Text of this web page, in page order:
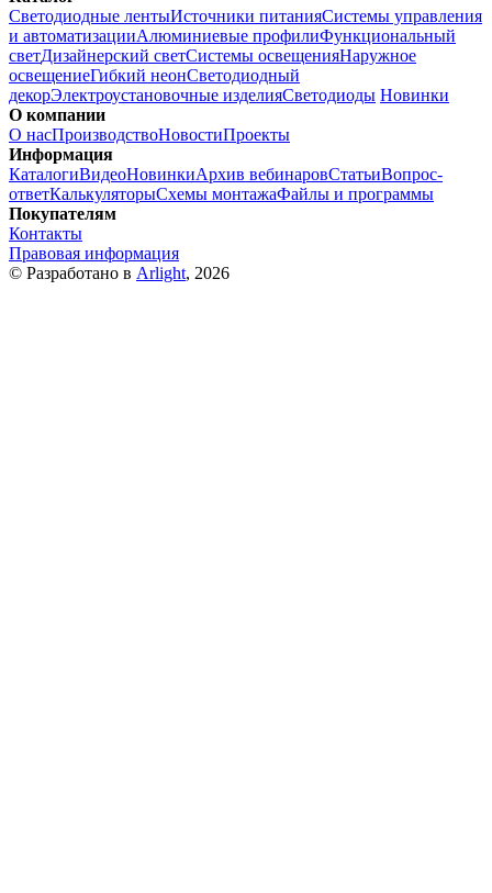
Светодиодные лентыИсточники питанияСистемы управления
и автоматизацииАлюминиевые профилиФункциональный
светДизайнерский светСистемы освещенияНаружное
освещениеГибкий неонСветодиодный
декорЭлектроустановочные изделияСветодиоды Новинки
О компании
О насПроизводствоНовостиПроекты
Информация
КаталогиВидеоНовинкиАрхив вебинаровСтатьиВопрос-
ответКалькуляторыСхемы монтажаФайлы и программы
Покупателям
Контакты
Правовая информация
© Разработано в Arlight, 2026